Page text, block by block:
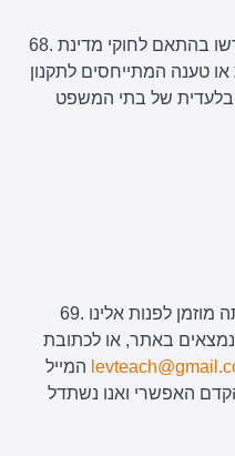
68. תנאי מדיניות פרטיות זו יחולו ויפורשו בהתאם לחוקי מדינת
טענה המתייחסים לתקנון
של בתי המשפט
69. ככל שיש לך שאלות או תגובות אתה מוזמן לפנות אלינו
באתר, או לכתובת
בהקדם האפשרי ואנו נשתדל